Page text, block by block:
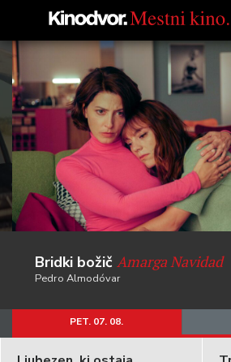
Bridki božič Amarga Navidad
Pedro Almodóvar
PET. 07. 08.